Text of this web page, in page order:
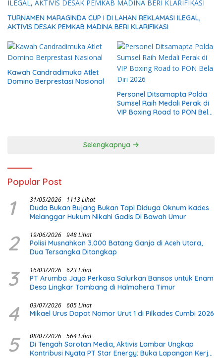
TURNAMEN MARAGINDA CUP I DI LAHAN REKLAMASI ILEGAL,
AKTIVIS DESAK PEMKAB MADINA BERI KLARIFIKASI
Kawah Candradimuka Atlet
Domino Berprestasi Nasional
Personel Ditsamapta Polda
Sumsel Raih Medali Perak di
VIP Boxing Road to PON Bela
Selengkapnya
Popular Post
1 31/05/2026 1113 Lihat
Duda Bukan Bujang Bukan Tapi Diduga Oknum Kades
Melanggar Hukum Nikahi Gadis Di Bawah Umur
2 19/06/2026 948 Lihat
Polisi Musnahkan 3.000 Batang Ganja di Aceh Utara,
Dua Tersangka Ditangkap
3 16/03/2026 623 Lihat
PT Arumba Jaya Perkasa Salurkan Bansos untuk Enam
Desa Lingkar Tambang di Halmahera Timur
4 03/07/2026 605 Lihat
Mikael Urus Dapat Nomor Urut 1 di Pilkades Cumbi 2026
5 08/07/2026 564 Lihat
Di Tengah Sorotan Media, Aktivis Lambar Ungkap
Kontribusi Nyata PT Star Energy: Buka Lapangan Kerja